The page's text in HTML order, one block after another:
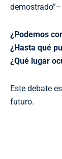
¿Podemos
¿Hasta qué
¿Qué lugar
Este debate
futuro.